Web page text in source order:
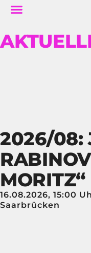
2026/08:
MORITZ“
16.08.2026, 15:00
Saarbrücken